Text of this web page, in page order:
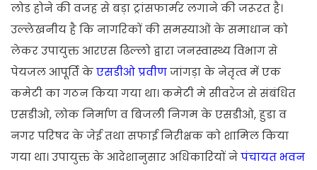
लोड होने की वजह से बड़ा ट्रांसफार्मर लगाने की जरूरत है।
उल्लेखनीय है कि नागरिकों की समस्याओं के समाधान को
लेकर उपायुक्त आरएस ढिल्लो द्वारा जनस्वास्थ्य विभाग से
पेयजल आपूर्ति केएसडीओ प्रवीणजांगड़ा के नेतृत्व में एक
कमेटी का गठन किया गया था। कमेटी मे सीवरेज से संबंधित
एसडीओ, लोक निर्माण व बिजली निगम के एसडीओ, हुडा व
नगर परिषद के जेई तथा सफाई निरीक्षक को शामिल किया
गया था। उपायुक्त के आदेशानुसार अधिकारियों नेपंचायत भवन